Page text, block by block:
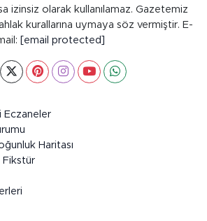
izinsiz olarak kullanılamaz. Gazetemiz
kurallarına uymaya söz vermiştir. E-
[email protected]
Eczaneler
Haritası
Fikstür